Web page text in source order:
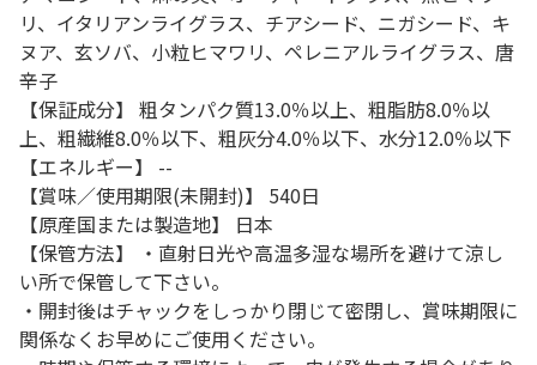
リ、イタリアンライグラス、チアシード、ニガシード、キ
ヌア、玄ソバ、小粒ヒマワリ、ペレニアルライグラス、唐
辛子
【保証成分】 粗タンパク質13.0％以上、粗脂肪8.0％以
上、粗繊維8.0％以下、粗灰分4.0％以下、水分12.0％以下
【エネルギー】 --
【賞味／使用期限(未開封)】 540日
【原産国または製造地】 日本
【保管方法】 ・直射日光や高温多湿な場所を避けて涼し
い所で保管して下さい。
・開封後はチャックをしっかり閉じて密閉し、賞味期限に
関係なくお早めにご使用ください。